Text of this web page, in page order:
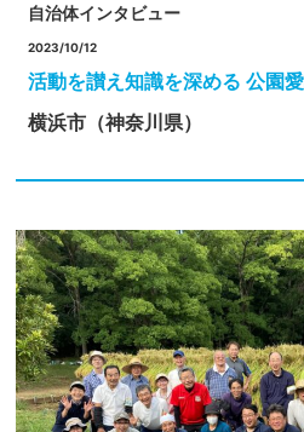
自治体インタビュー
2023/10/12
活動を讃え知識を深める 公園
横浜市（神奈川県）